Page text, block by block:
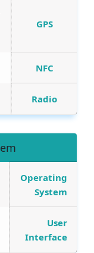
GPS
NFC
Radio
Operating
System
User
Interface